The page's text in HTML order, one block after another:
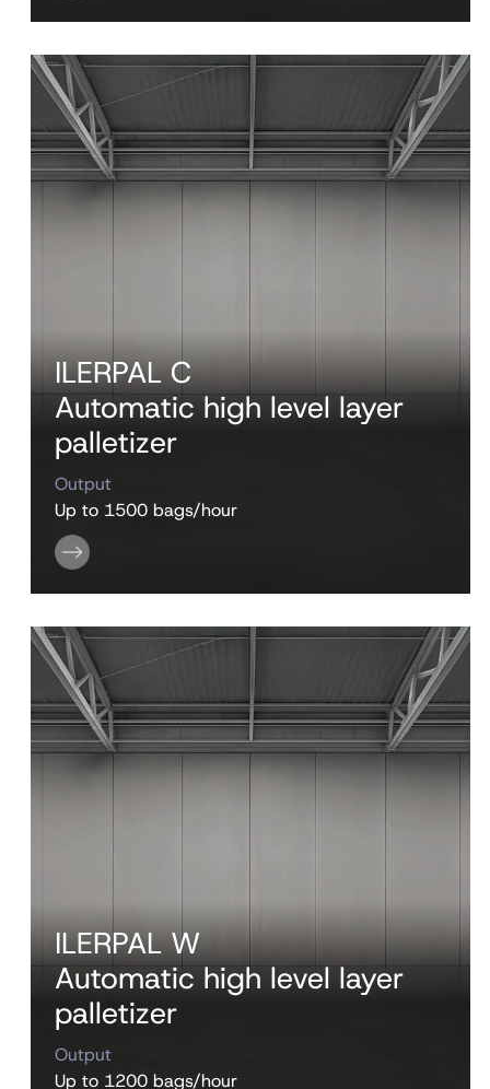
ILERPAL C
Automatic high level layer
palletizer
Output
Up to 1500 bags/hour
ILERPAL W
Automatic high level layer
palletizer
Output
Up to 1200 bags/hour